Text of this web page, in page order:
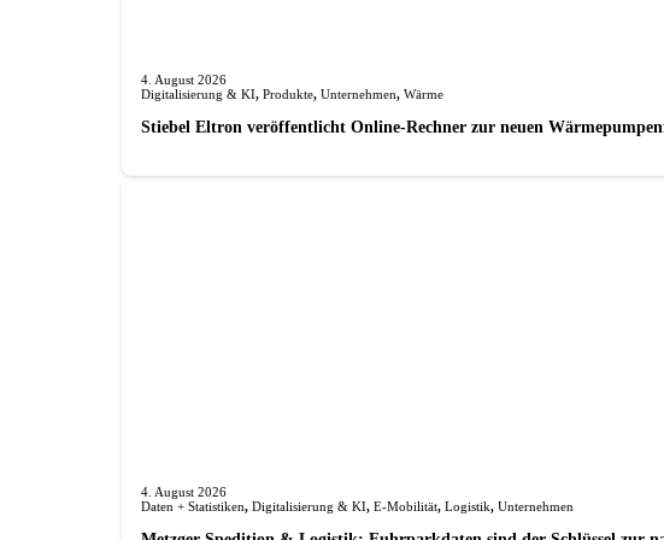
4. August 2026
Digitalisierung & KI, Produkte, Unternehmen, Wärme
Stiebel Eltron veröffentlicht Online-Rechner zur neuen
4. August 2026
Daten + Statistiken, Digitalisierung & KI, E-Mobilität, Logistik, Unternehmen